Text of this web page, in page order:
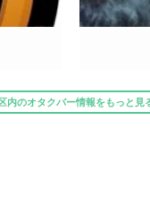
内のオタクバー情報をもっと見